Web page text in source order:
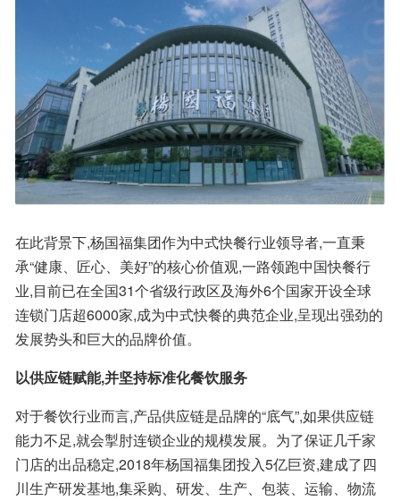
在此背景下,杨国福集团作为中式快餐行业领导者,一直秉
承“健康、匠心、美好”的核心价值观,一路领跑中国快餐行
业,目前已在全国31个省级行政区及海外6个国家开设全球
连锁门店超6000家,成为中式快餐的典范企业,呈现出强劲的
发展势头和巨大的品牌价值。
以供应链赋能,并坚持标准化餐饮服务
对于餐饮行业而言,产品供应链是品牌的“底气”,如果供应链
能力不足,就会掣肘连锁企业的规模发展。为了保证几千家
门店的出品稳定,2018年杨国福集团投入5亿巨资,建成了四
川生产研发基地,集采购、研发、生产、包装、运输、物流